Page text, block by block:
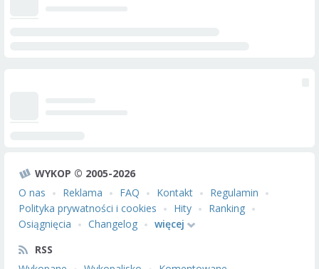
WYKOP © 2005-2026
O nas
Reklama FAQ Kontakt
Regulamin
Polityka prywatności i cookies
Hity
Ranking
Osiągnięcia
Changelog
więcej
RSS